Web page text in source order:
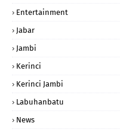
Entertainment
Jabar
Jambi
Kerinci
Kerinci Jambi
Labuhanbatu
News